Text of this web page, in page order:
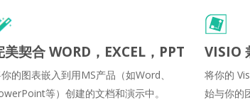
美契合 WORD，EXCEL，PPT
的图表嵌入到用MS产品（如Word、
等）创建的文档和演示中。
VISIO
将你的
始与你的